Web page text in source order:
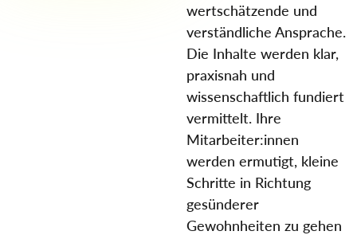
wertschätzende und
verständliche Ansprache.
Die Inhalte werden klar,
praxisnah und
wissenschaftlich fundiert
vermittelt. Ihre
Mitarbeiter:innen
werden ermutigt, kleine
Schritte in Richtung
gesünderer
Gewohnheiten zu gehen